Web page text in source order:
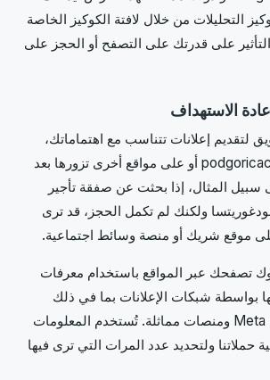
التحليلات من خلال لافتة الكوكيز الخاصة
على قدرتك على التصفح أو الحجز على
الاستهداف
لتقديم إعلانات تتناسب مع اهتماماتك،
سواء على podgoricacars.com أو على مواقع أخرى تزورها بعد
سبيل المثال، إذا بحثت عن صفقة تأجير
ولكنك لم تكمل الحجز، قد ترى
على موقع شريك أو منصة وسائط اجتماعية.
تصفحك عبر المواقع باستخدام معرفات
بواسطة شبكات الإعلانات بما في ذلك
Google Ads وMeta Pixel ومنصات مماثلة. تُستخدم المعلومات
حملاتنا ولتحديد عدد المرات التي ترى فيها